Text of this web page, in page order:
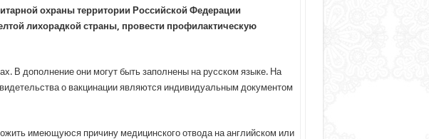
охраны территории Российской Федерации
лихорадкой страны, провести профилактическую
В дополнение они могут быть заполнены на русском языке. На
о вакцинации являются индивидуальным документом
имеющуюся причину медицинского отвода на английском или